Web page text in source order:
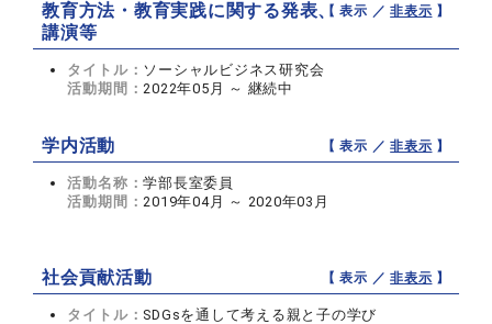
教育方法・教育実践に関する発表、
講演等
【 表示 ／非表示 】
タイトル： ソーシャルビジネス研究会
活動期間：2022年05月 ～ 継続中
学内活動 【 表示 ／非表示 】
活動名称：学部長室委員
活動期間：2019年04月 ～ 2020年03月
社会貢献活動 【 表示 ／非表示 】
タイトル： SDGsを通して考える親と子の学び